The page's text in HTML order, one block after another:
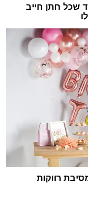
שכל חתן חייב
רווקות